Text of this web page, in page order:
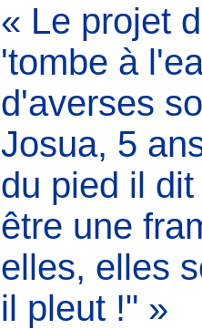
« Le projet
'tombe à
d'averses
Josua, 5
du pied il
être une
elles, elles
il pleut !" »